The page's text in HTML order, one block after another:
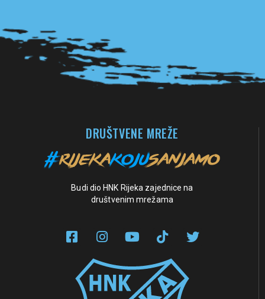
DRUŠTVENE MREŽE
Budi dio HNK Rijeka zajednice na
društvenim mrežama